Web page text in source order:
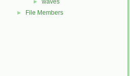
► waves
► File Members